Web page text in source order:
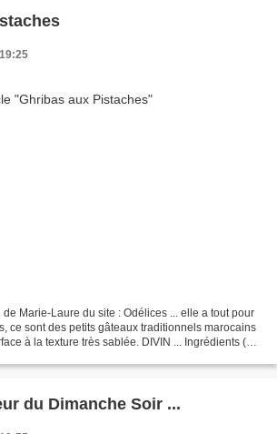
Marie-Laure du site : Odélices ... elle a tout pour
ce sont des petits gâteaux traditionnels marocains
à la texture très sablée. DIVIN ... Ingrédients (
du Dimanche Soir ...